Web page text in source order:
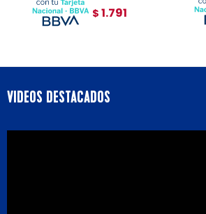
$ 1.791
VIDEOS DESTACADOS